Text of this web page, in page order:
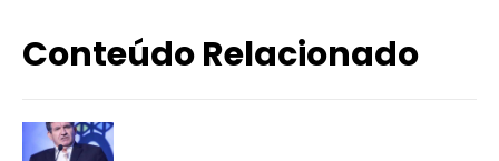
Conteúdo Relacionado